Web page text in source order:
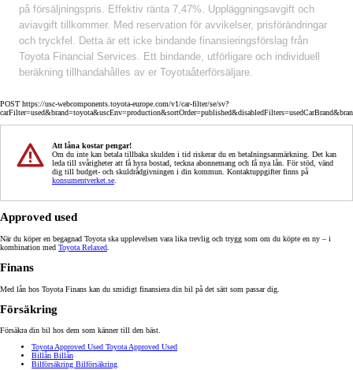
på försäljningspris. Effektiv ränta 7,47%. Uppläggningsavgift och
aviavgift tillkommer. Med reservation för avvikelser, prisförändringar
och tryckfel. Detta är ett icke bindande finansieringsförslag från
Toyota Financial Services. Ett bindande, utförligare och individuell
beräkning tillhandahålles av er Toyotaåterförsäljare.
POST https://usc-webcomponents.toyota-europe.com/v1/car-filter/se/sv?
Att låna kostar pengar!
Om du inte kan betala tillbaka skulden i tid riskerar du en betalningsanmärkning. Det kan
leda till svårigheter att få hyra bostad, teckna abonnemang och få nya lån. För stöd, vänd
dig till budget- och skuldrådgivningen i din kommun. Kontaktuppgifter finns på
konsumentverket.se
Approved used
När du köper en begagnad Toyota ska upplevelsen vara lika trevlig och trygg som om du köpte en ny – i
kombination med Toyota Relaxed
Finans
Med lån hos Toyota Finans kan du smidigt finansiera din bil på det sätt som passar dig.
Försäkring
Försäkra din bil hos dem som känner till den bäst.
Toyota Approved Used Toyota Approved Used
Billån Billån
Bilförsäkring Bilförsäkring